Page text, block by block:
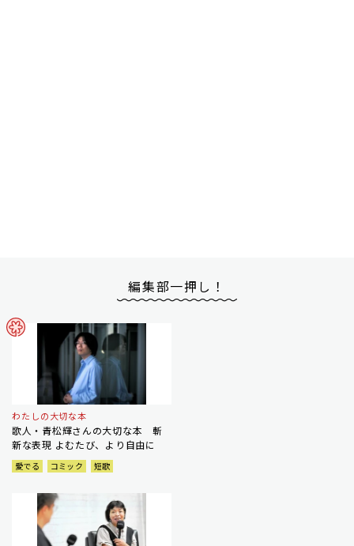
編集部一押し！
わたしの大切な本
歌人・青松輝さんの大切な本 斬
新な表現 よむたび、より自由に
愛でる コミック 短歌